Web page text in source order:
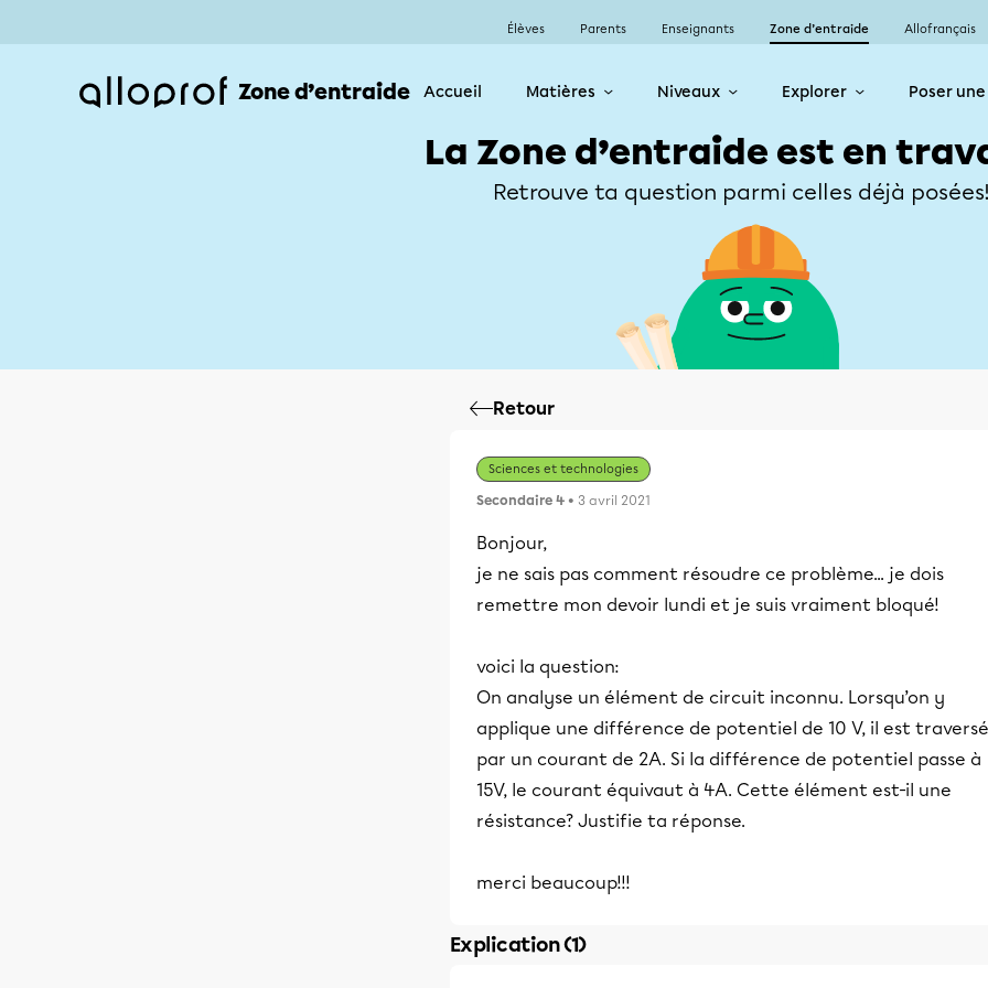
Élèves Parents Enseignants Zone d’entraide Allofrançais
Zone d’entraide Accueil Matières Niveaux Explorer Poser
La Zone d’entraide est en
Retrouve ta question parmi celles déjà
Retour
Sciences et technologies
Secondaire 4 • 3 avril 2021
Bonjour,
je ne sais pas comment résoudre ce problème... je dois
remettre mon devoir lundi et je suis vraiment bloqué!
voici la question:
On analyse un élément de circuit inconnu. Lorsqu’on y
applique une différence de potentiel de 10 V, il est traversé
par un courant de 2A. Si la différence de potentiel passe à
15V, le courant équivaut à 4A. Cette élément est-il une
résistance? Justifie ta réponse.
merci beaucoup!!!
Explication (1)